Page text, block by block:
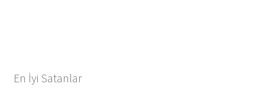
En İyi Satanlar